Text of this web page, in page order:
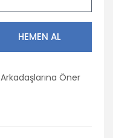
HEMEN AL
Arkadaşlarına Öner